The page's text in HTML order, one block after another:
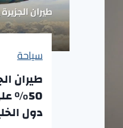
سياحة
طيران
50%
دول